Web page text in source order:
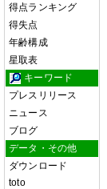
得点ランキング
得失点
年齢構成
星取表
キーワード
プレスリリース
ニュース
ブログ
データ・その他
ダウンロード
toto